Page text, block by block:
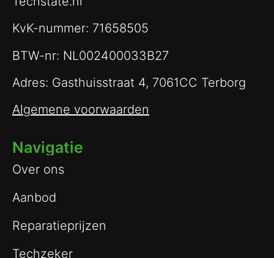
KvK-nummer: 71658505
BTW-nr: NL002400033B27
Adres: Gasthuisstraat 4, 7061CC Terborg
Algemene voorwaarden
Navigatie
Over ons
Aanbod
Reparatieprijzen
Techzeker